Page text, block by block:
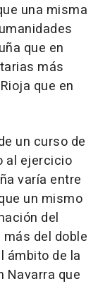
una misma
que en
más
que en
un curso de
al ejercicio
varía entre
un mismo
del
del doble
ámbito de la
Navarra que